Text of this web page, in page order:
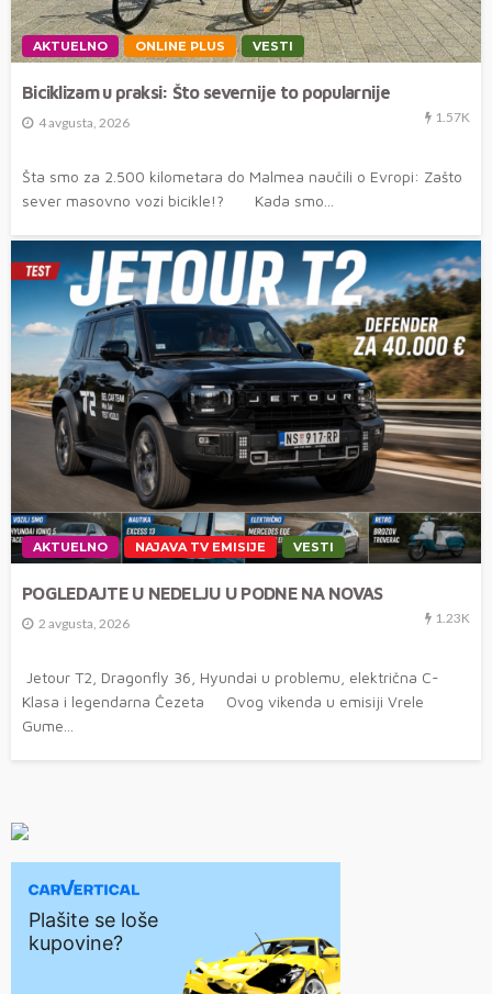
AKTUELNO ONLINE PLUS VESTI
Biciklizam u praksi: Što severnije to popularnije
4 avgusta, 2026 1.57K
Šta smo za 2.500 kilometara do Malmea naučili o Evropi: Zašto
sever masovno vozi bicikle!? Kada smo...
AKTUELNO NAJAVA TV EMISIJE VESTI
POGLEDAJTE U NEDELJU U PODNE NA NOVAS
2 avgusta, 2026 1.23K
Jetour T2, Dragonfly 36, Hyundai u problemu, električna C-
Klasa i legendarna Čezeta Ovog vikenda u emisiji Vrele
Gume...